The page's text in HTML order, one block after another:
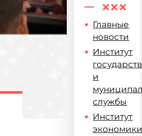
Главные
новости
Институт
и
службы
Институт